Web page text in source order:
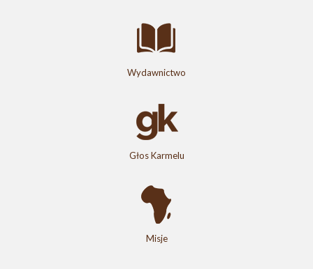
Wydawnictwo
Głos Karmelu
Misje